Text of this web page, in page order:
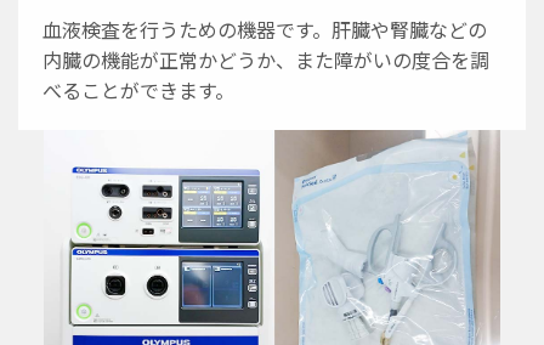
血液検査を行うための機器です。肝臓や腎臓などの
内臓の機能が正常かどうか、また障がいの度合を調
べることができます。